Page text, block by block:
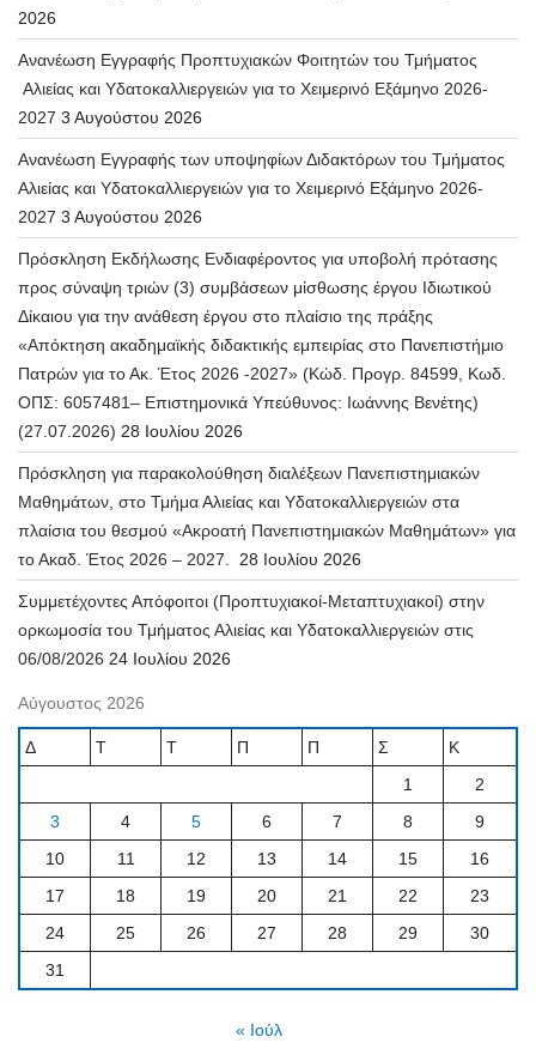
2026
Ανανέωση Εγγραφής Προπτυχιακών Φοιτητών του Τμήματος
Αλιείας και Υδατοκαλλιεργειών για το Χειμερινό Εξάμηνο 2026-
2027 3 Αυγούστου 2026
Ανανέωση Εγγραφής των υποψηφίων Διδακτόρων του Τμήματος
Αλιείας και Υδατοκαλλιεργειών για το Χειμερινό Εξάμηνο 2026-
2027 3 Αυγούστου 2026
Πρόσκληση Εκδήλωσης Ενδιαφέροντος για υποβολή πρότασης
προς σύναψη τριών (3) συμβάσεων μίσθωσης έργου Ιδιωτικού
Δίκαιου για την ανάθεση έργου στο πλαίσιο της πράξης
«Απόκτηση ακαδημαϊκής διδακτικής εμπειρίας στο Πανεπιστήμιο
Πατρών για το Ακ. Έτος 2026 -2027» (Κώδ. Προγρ. 84599, Κωδ.
ΟΠΣ: 6057481– Επιστημονικά Υπεύθυνος: Ιωάννης Βενέτης)
(27.07.2026) 28 Ιουλίου 2026
Πρόσκληση για παρακολούθηση διαλέξεων Πανεπιστημιακών
Μαθημάτων, στο Τμήμα Αλιείας και Υδατοκαλλιεργειών στα
πλαίσια του θεσμού «Ακροατή Πανεπιστημιακών Μαθημάτων» για
το Ακαδ. Έτος 2026 – 2027.
28 Ιουλίου 2026
Συμμετέχοντες Απόφοιτοι (Προπτυχιακοί-Μεταπτυχιακοί) στην
ορκωμοσία του Τμήματος Αλιείας και Υδατοκαλλιεργειών στις
06/08/2026 24 Ιουλίου 2026
Αύγουστος 2026
Δ Τ Τ Π Π Σ
Κ
1
2
3
4 5 6 7 8
9
10
11 12 13 14 15
16
17
18 19 20 21 22
23
24
25 26 27 28 29
30
31
« Ιούλ